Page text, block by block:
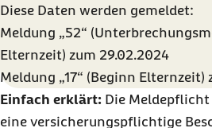
Diese Daten werden gemeldet:
Meldung „52“
Elternzeit) zum 29.02.2024
Meldung „17“ (Beginn Elternzeit)
Einfach erklärt: Die
eine versicherungspflichtige